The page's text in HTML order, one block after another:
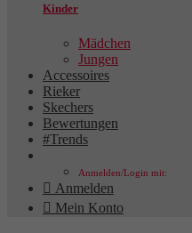
Kinder
Mädchen
Jungen
Accessoires
Rieker
Skechers
Bewertungen
#Trends
Anmelden/Login mit:
 Anmelden
 Mein Konto